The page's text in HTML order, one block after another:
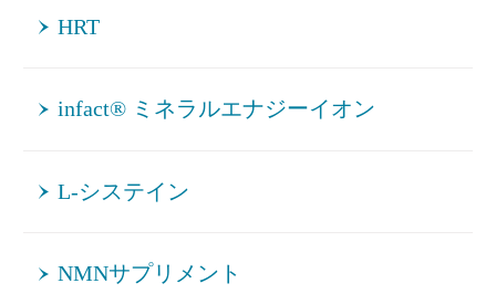
HRT
infact® ミネラルエナジーイオン
L-システイン
NMNサプリメント